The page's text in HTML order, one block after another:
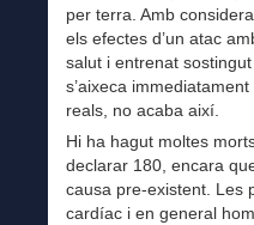
per terra. Amb
els efectes d’un atac
salut i entrenat
s’aixeca
reals, no acaba així.
Hi ha hagut moltes
declarar 180, encara
causa pre-existent. Les
cardíac i en general